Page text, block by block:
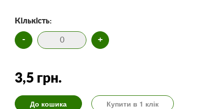
Кількість:
- +
3,5 грн.
До кошика Купити в 1 клік